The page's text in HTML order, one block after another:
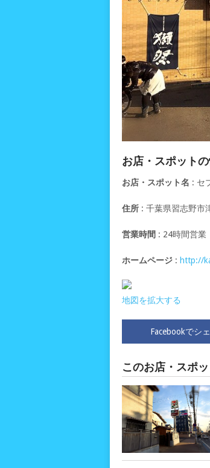
お店・スポット
お店・スポット名 : セ
住所 : 千葉県習志野市
営業時間 : 24時間営業
ホームページ : http://
地図を拡大する
Facebookでシ
このお店・スポ